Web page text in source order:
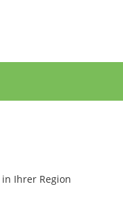
Ihrer Region